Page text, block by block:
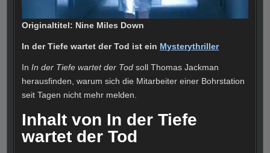
Originaltitel: Nine Miles Down
In der Tiefe wartet der Tod ist ein Mysterythriller
InIn der Tiefe wartet der Tod soll Thomas Jackman
herausfinden, warum sich die Mitarbeiter einer Bohrstation
seit Tagen nicht mehr melden.
Inhalt von In der Tiefe
wartet der Tod